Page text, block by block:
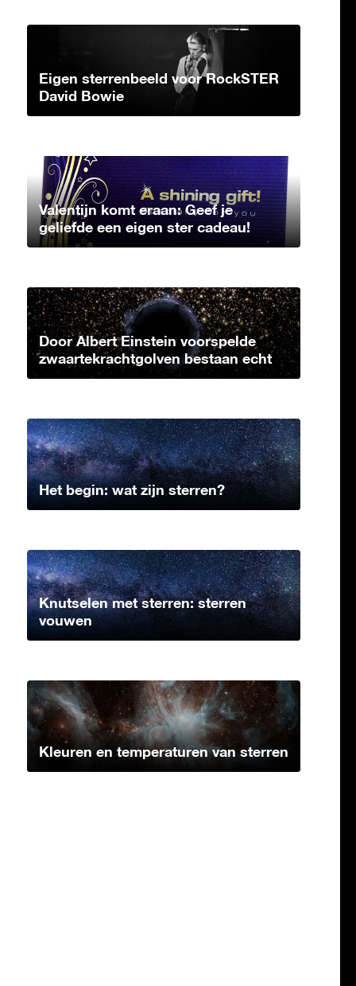
Eigen sterrenbeeld voor RockSTER
David Bowie
Valentijn komt eraan: Geef je
geliefde een eigen ster cadeau!
Door Albert Einstein voorspelde
zwaartekrachtgolven bestaan echt
Het begin: wat zijn sterren?
Knutselen met sterren: sterren
vouwen
Kleuren en temperaturen van sterren